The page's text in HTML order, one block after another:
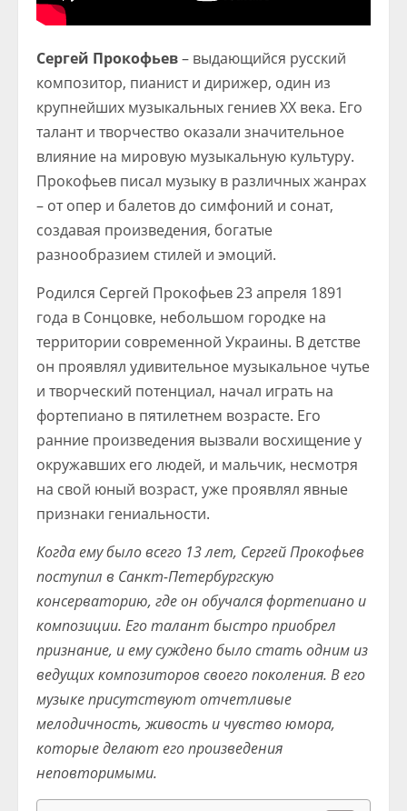
Сергей Прокофьев– выдающийся русский
композитор, пианист и дирижер, один из
крупнейших музыкальных гениев XX века. Его
талант и творчество оказали значительное
влияние на мировую музыкальную культуру.
Прокофьев писал музыку в различных жанрах
– от опер и балетов до симфоний и сонат,
создавая произведения, богатые
разнообразием стилей и эмоций.
Родился Сергей Прокофьев 23 апреля 1891
года в Сонцовке, небольшом городке на
территории современной Украины. В детстве
он проявлял удивительное музыкальное чутье
и творческий потенциал, начал играть на
фортепиано в пятилетнем возрасте. Его
ранние произведения вызвали восхищение у
окружавших его людей, и мальчик, несмотря
на свой юный возраст, уже проявлял явные
признаки гениальности.
Когда ему было всего 13 лет, Сергей Прокофьев
поступил в Санкт-Петербургскую
консерваторию, где он обучался фортепиано и
композиции. Его талант быстро приобрел
признание, и ему суждено было стать одним из
ведущих композиторов своего поколения. В его
музыке присутствуют отчетливые
мелодичность, живость и чувство юмора,
которые делают его произведения
неповторимыми.